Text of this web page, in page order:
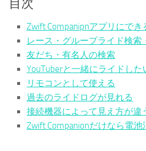
目次
Zwift Companipnアプリにでき
レース・グループライド検索
友だち・有名人の検索
YouTuberと一緒にライドした
リモコンとして使える
過去のライドログが見れる
接続機器によって見え方が違
Zwift Companionだけなら電